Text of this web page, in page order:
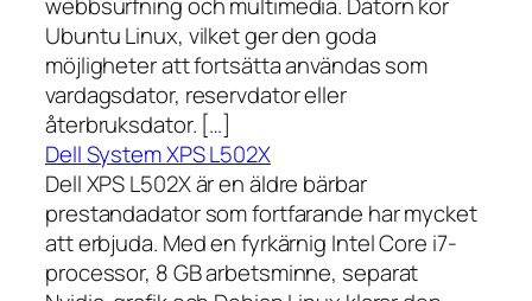
Ubuntu Linux, vilket ger den goda
möjligheter att fortsätta användas som
vardagsdator, reservdator eller
återbruksdator. […]
Dell System XPS L502X
Dell XPS L502X är en äldre bärbar
prestandadator som fortfarande har mycket
att erbjuda. Med en fyrkärnig Intel Core i7-
processor, 8 GB arbetsminne, separat